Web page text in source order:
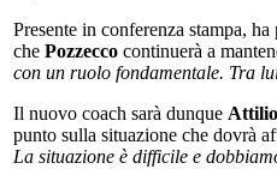
Presente in conferenza stampa,
che Pozzecco continuerà a
con un ruolo fondamentale. Tra
Il nuovo coach sarà dunque
punto sulla situazione che dovrà
La situazione è difficile e